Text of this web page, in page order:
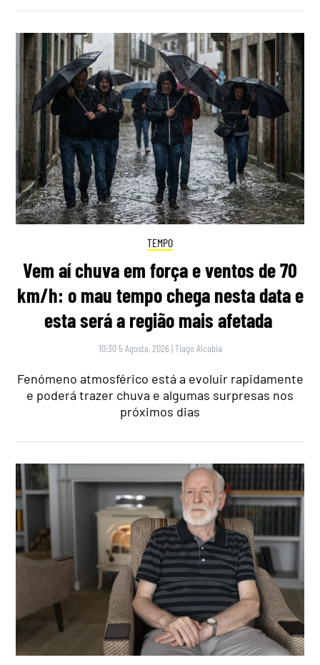
TEMPO
Vem aí chuva em força e ventos de 70
km/h: o mau tempo chega nesta data e
esta será a região mais afetada
10:30 5 Agosto, 2026 |Tiago Alcobia
Fenómeno atmosférico está a evoluir rapidamente
e poderá trazer chuva e algumas surpresas nos
próximos dias